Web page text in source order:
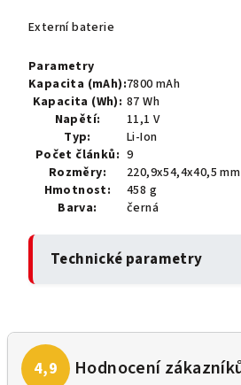
Externí baterie
Parametry
Kapacita (mAh):7800 mAh
Kapacita (Wh): 87 Wh
Napětí:
11,1 V
Typ:
Li-Ion
Počet článků: 9
Rozměry:
220,9x54,4x40,5 mm
Hmotnost:
458 g
Barva:
černá
Technické parametry